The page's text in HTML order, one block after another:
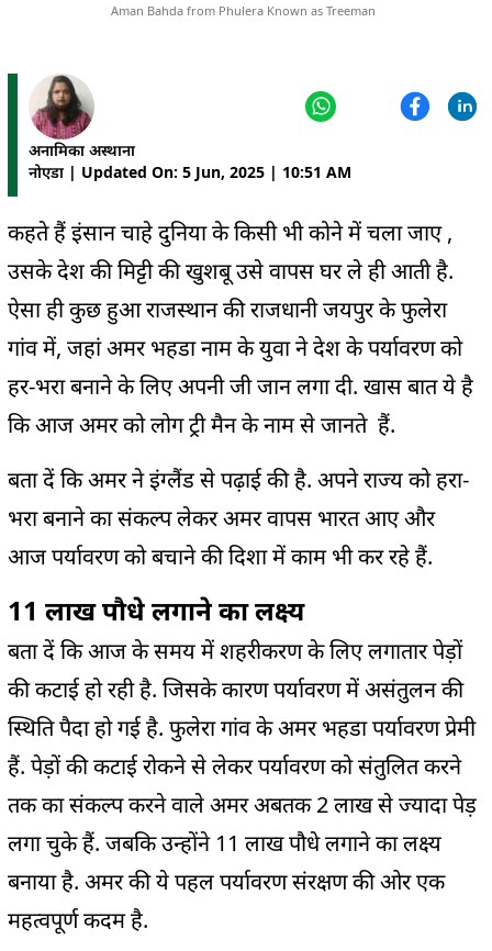
Aman Bahda from Phulera Known as Treeman
अनामिका अस्थाना
नोएडा | Updated On: 5 Jun, 2025 | 10:51 AM
कहते हैं इंसान चाहे दुनिया के किसी भी कोने में चला जाए ,
उसके देश की मिट्टी की खुशबू उसे वापस घर ले ही आती है.
ऐसा ही कुछ हुआ राजस्थान की राजधानी जयपुर के फुलेरा
गांव में, जहां अमर भहडा नाम के युवा ने देश के पर्यावरण को
हर-भरा बनाने के लिए अपनी जी जान लगा दी. खास बात ये है
कि आज अमर को लोग ट्री मैन के नाम से जानते हैं.
बता दें कि अमर ने इंग्लैंड से पढ़ाई की है. अपने राज्य को हरा-
भरा बनाने का संकल्प लेकर अमर वापस भारत आए और
आज पर्यावरण को बचाने की दिशा में काम भी कर रहे हैं.
11 लाख पौधे लगाने का लक्ष्य
बता दें कि आज के समय में शहरीकरण के लिए लगातार पेड़ों
की कटाई हो रही है. जिसके कारण पर्यावरण में असंतुलन की
स्थिति पैदा हो गई है. फुलेरा गांव के अमर भहडा पर्यावरण प्रेमी
हैं. पेड़ों की कटाई रोकने से लेकर पर्यावरण को संतुलित करने
तक का संकल्प करने वाले अमर अबतक 2 लाख से ज्यादा पेड़
लगा चुके हैं. जबकि उन्होंने 11 लाख पौधे लगाने का लक्ष्य
बनाया है. अमर की ये पहल पर्यावरण संरक्षण की ओर एक
महत्वपूर्ण कदम है.